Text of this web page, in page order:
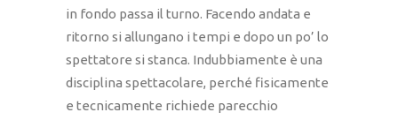
in fondo passa il turno. Facendo andata e
ritorno si allungano i tempi e dopo un po’ lo
spettatore si stanca. Indubbiamente è una
disciplina spettacolare, perché fisicamente
e tecnicamente richiede parecchio